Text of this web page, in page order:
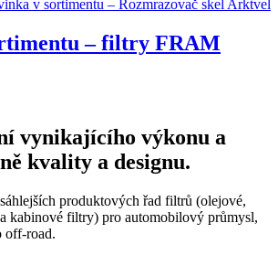
v sortimentu – Rozmrazovač skel Arktvel
– filtry FRAM
vynikajícího výkonu a
kvality a designu.
produktových řad filtrů (olejové,
kabinové filtry) pro automobilový průmysl,
off-road.